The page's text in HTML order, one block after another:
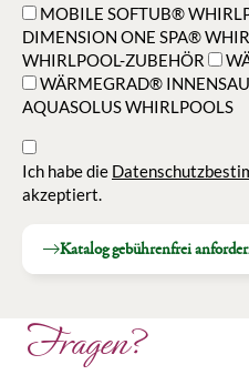
MOBILE SOFTUB®
DIMENSION ONE SPA®
WHIRLPOOL-ZUBEHÖR
WÄRMEGRAD®
AQUASOLUS WHIRLPOOLS
Ich habe die
akzeptiert.
Katalog gebührenfrei
Fragen?